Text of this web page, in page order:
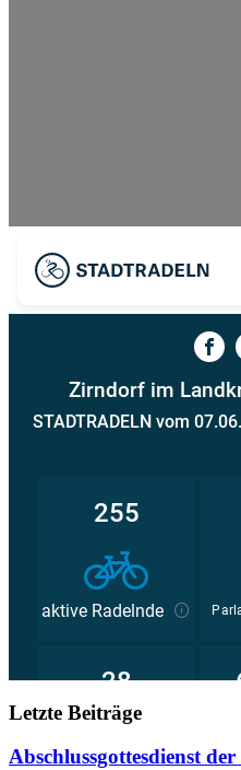
Letzte Beiträge
Abschlussgottesdienst